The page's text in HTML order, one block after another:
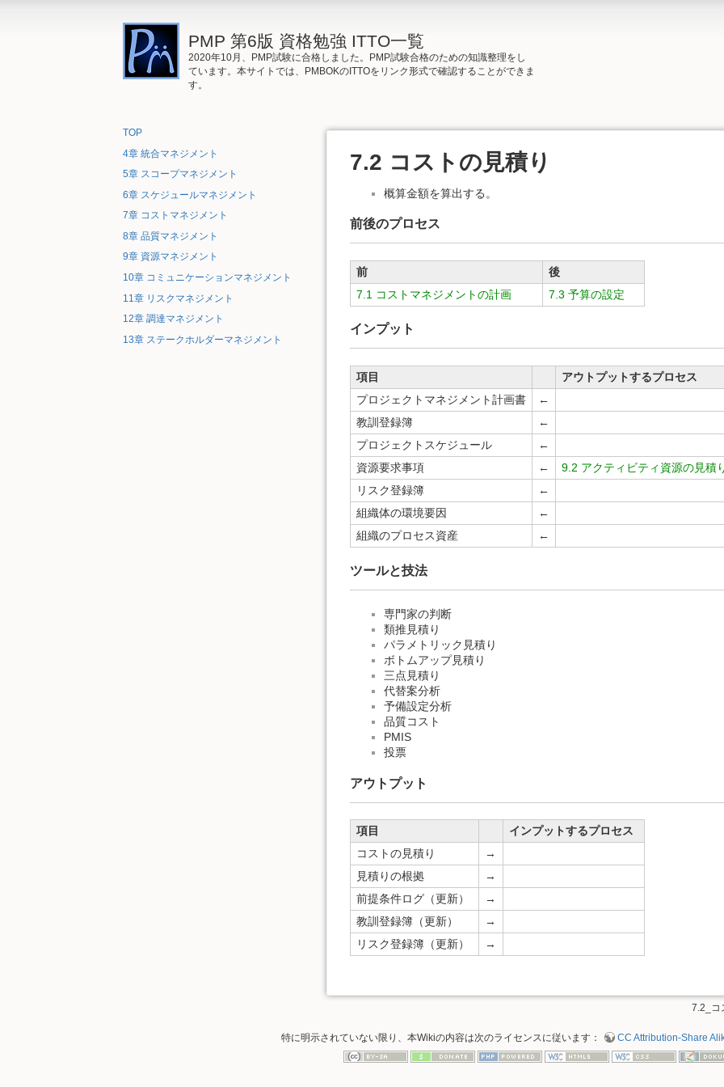
PMP 第6版 資格勉強 ITTO一覧
2020年10月、PMP試験に合格しました。PMP試験合格のための知識整理をし
ています。本サイトでは、PMBOKのITTOをリンク形式で確認することができま
す。
TOP
4章 統合マネジメント
5章 スコープマネジメント
6章 スケジュールマネジメント
7章 コストマネジメント
8章 品質マネジメント
9章 資源マネジメント
10章 コミュニケーションマネジメント
11章 リスクマネジメント
12章 調達マネジメント
13章 ステークホルダーマネジメント
7.2 コストの見積り
概算金額を算出する。
前後のプロセス
前
後
7.1 コストマネジメントの計画
7.3 予算の設定
インプット
項目
アウトプットするプロセス
プロジェクトマネジメント計画書
←
教訓登録簿
←
プロジェクトスケジュール
←
資源要求事項
←
9.2 アクティビティ資源の見積
リスク登録簿
←
組織体の環境要因
←
組織のプロセス資産
←
ツールと技法
専門家の判断
類推見積り
パラメトリック見積り
ボトムアップ見積り
三点見積り
代替案分析
予備設定分析
品質コスト
PMIS
投票
アウトプット
項目
インプットするプロセス
コストの見積り
→
見積りの根拠
→
前提条件ログ（更新）
→
教訓登録簿（更新）
→
リスク登録簿（更新）
→
7.2_コ
特に明示されていない限り、本Wikiの内容は次のライセンスに従います： CC Attribution-Share